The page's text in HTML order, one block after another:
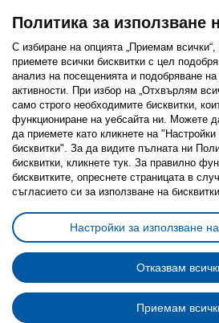
Последвайте ни:
FacebookTwitterYoutubePinterestInstagram
Политика за използване на
Избор на настройки за
Условия за ползване на ikea.bgОбща
Политика за защита на
Общи условия на програма
Политика за защита на лични данни
Политика за използване
С избиране на опцията „Приемам
приемете всички бисквитки с цел
анализ на посещенията и подобряване на
активности. При избор на „Отхвърлям
само строго необходимитe бисквитки,
функциониране на уебсайта ни. Можете
да приемете като кликнете на
бисквитки". За да видите пълната ни
бисквитки, кликнете тук. За правилно
бисквитките, опреснете страницата в
съгласието си за използване на
Настройки за използване
Отказвам
Приемам